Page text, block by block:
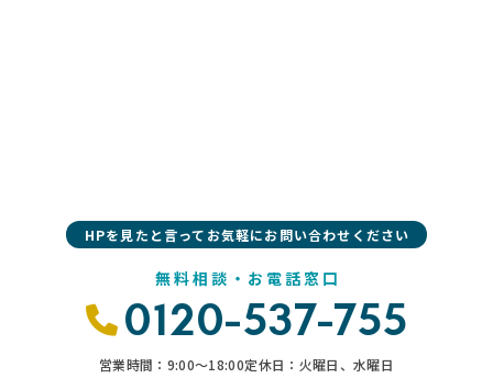
HPを見たと言ってお気軽にお問い合わせください
無料相談・お電話窓口
0120-537-755
営業時間：9:00〜18:00定休日：火曜日、水曜日